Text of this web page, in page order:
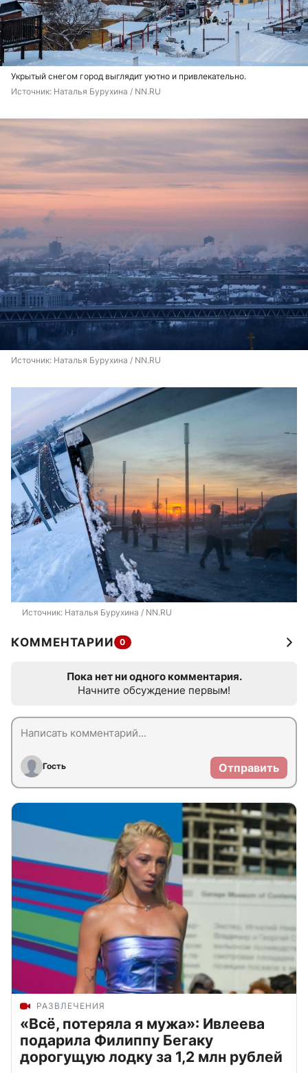
Укрытый снегом город выглядит уютно и привлекательно.
Источник: Наталья Бурухина / NN.RU
Источник: Наталья Бурухина / NN.RU
Источник: Наталья Бурухина / NN.RU
КОММЕНТАРИИ 0
Пока нет ни одного комментария.
Начните обсуждение первым!
Гость Отправить
РАЗВЛЕЧЕНИЯ
«Всё, потеряла я мужа»: Ивлеева
подарила Филиппу Бегаку
дорогущую лодку за 1,2 млн рублей